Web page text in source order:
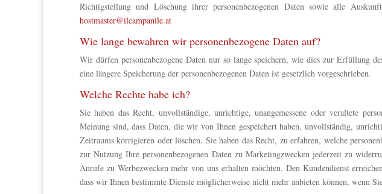
Richtigstellung und Löschung ihrer personenbezogenen Daten sowie alle
hostmaster@ilcampanile.at
Wie lange bewahren wir personenbezogene Daten auf?
Wir dürfen personenbezogene Daten nur so lange speichern, wie dies zur Erfüllung
eine längere Speicherung der personenbezogenen Daten ist gesetzlich vorgeschrieben.
Welche Rechte habe ich?
Sie haben das Recht, unvollständige, unrichtige, unangemessene oder veraltete
Meinung sind, dass Daten, die wir von Ihnen gespeichert haben, unvollständig,
Zeitraums korrigieren oder löschen. Sie haben das Recht, zu erfahren, welche
zur Nutzung Ihre personenbezogenen Daten zu Marketingzwecken jederzeit zu
Anrufe zu Werbezwecken mehr von uns erhalten möchten. Den Kundendienst
dass wir Ihnen bestimmte Dienste möglicherweise nicht mehr anbieten können, wenn